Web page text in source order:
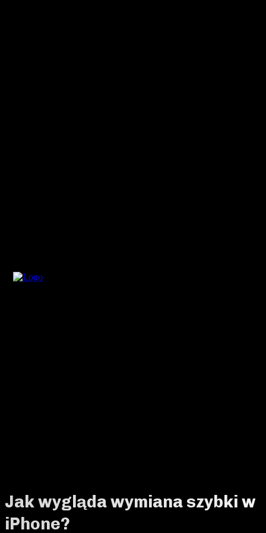
Jak wygląda wymiana szybki w
iPhone?